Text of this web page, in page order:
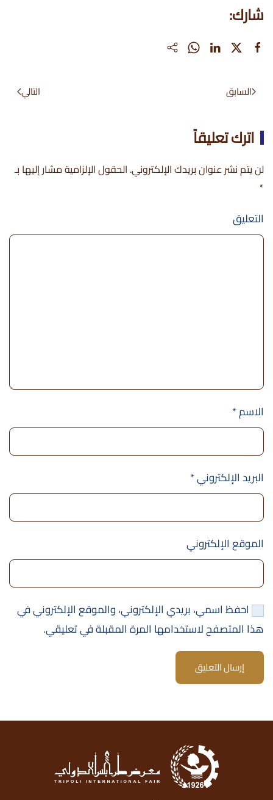
شارك:
السابق التالي
اترك تعليقاً
لن يتم نشر عنوان بريدك الإلكتروني. الحقول الإلزامية مشار إليها بـ
*
التعليق
الاسم*
البريد الإلكتروني*
الموقع الإلكتروني
احفظ اسمي، بريدي الإلكتروني، والموقع الإلكتروني في
هذا المتصفح لاستخدامها المرة المقبلة في تعليقي.
إرسال التعليق